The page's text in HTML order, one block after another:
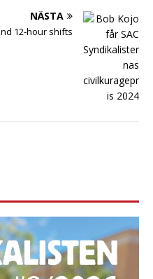
NÄSTA
12-hour shifts